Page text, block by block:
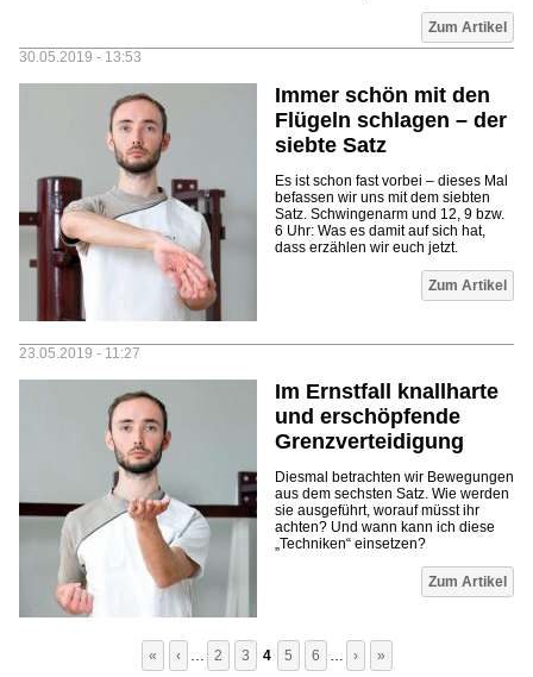
Zum Artikel
30.05.2019 - 13:53
Immer schön mit den
Flügeln schlagen – der
siebte Satz
Es ist schon fast vorbei – dieses Mal
befassen wir uns mit dem siebten
Satz. Schwingenarm und 12, 9 bzw.
6 Uhr: Was es damit auf sich hat,
dass erzählen wir euch jetzt.
Zum Artikel
23.05.2019 - 11:27
Im Ernstfall knallharte
und erschöpfende
Grenzverteidigung
Diesmal betrachten wir Bewegungen
aus dem sechsten Satz. Wie werden
sie ausgeführt, worauf müsst ihr
achten? Und wann kann ich diese
„Techniken“ einsetzen?
Zum Artikel
Seiten
« ‹ … 2 3 4 5 6 … › »